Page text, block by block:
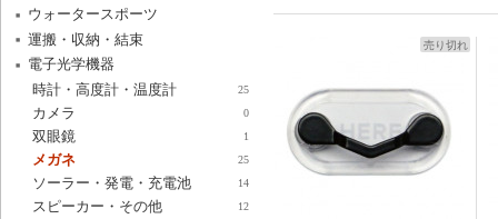
売り切れ
ウォータースポーツ
運搬・収納・結束
電子光学機器
時計・高度計・温度計
25
カメラ 0
双眼鏡 1
メガネ 25
ソーラー・発電・充電池 14
スピーカー・その他 12